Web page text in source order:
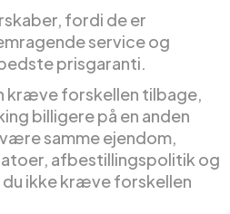
fordi de er
service og
prisgaranti.
kræve forskellen tilbage,
billigere på en anden
samme ejendom,
afbestillingspolitik og
du ikke kræve forskellen